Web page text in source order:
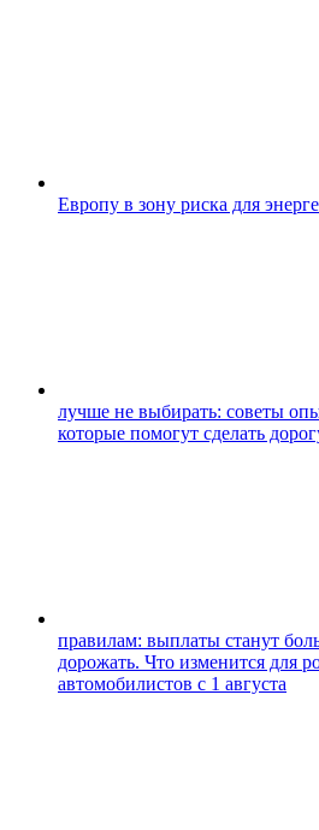
Европу в зону риска для
лучше не выбирать: советы
которые помогут сделать
правилам: выплаты станут
дорожать. Что изменится для
автомобилистов с 1 августа